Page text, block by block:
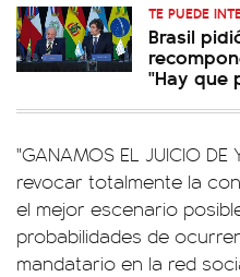
TE PUEDE
Brasil
"Hay que
"GANAMOS EL JUICIO
revocar totalmente la
el mejor escenario
probabilidades de
mandatario en la red